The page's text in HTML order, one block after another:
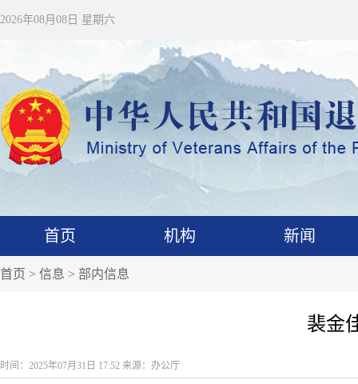
2026年08月08日 星期六
首页 机构 新闻
首页 > 信息 > 部内信息
裴金
时间：2025年07月31日 17:52 来源：办公厅